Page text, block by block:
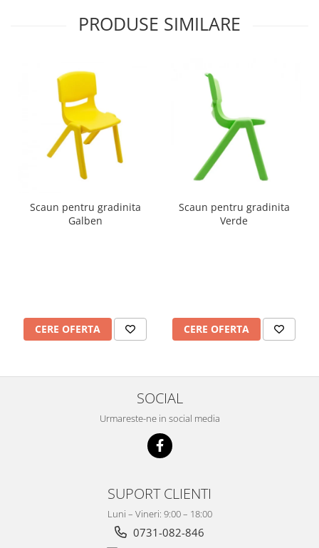
Camere Videoconferinta
Ochelari VR
Kit Robotic Educational
Software Educational
Mobilier Invatamant
Mobilier Cresa si Gradinita
Mese gradinita
Paturi gradinita
Mobilier Depozitare
Set Banca si Scaune Elevi
Dulapuri,Biblioteci si Cuiere
Catedre si mese
Materiale Didactice si Jocuri
PRODUSE SIMILARE
Scaun pentru gradinita
Galben
CERE OFERTA
Scaun pentru gradinita
Verde
CERE OFERTA
SOCIAL
Urmareste-ne in social media
SUPORT CLIENTI
Luni – Vineri: 9:00 – 18:00
0731-082-846